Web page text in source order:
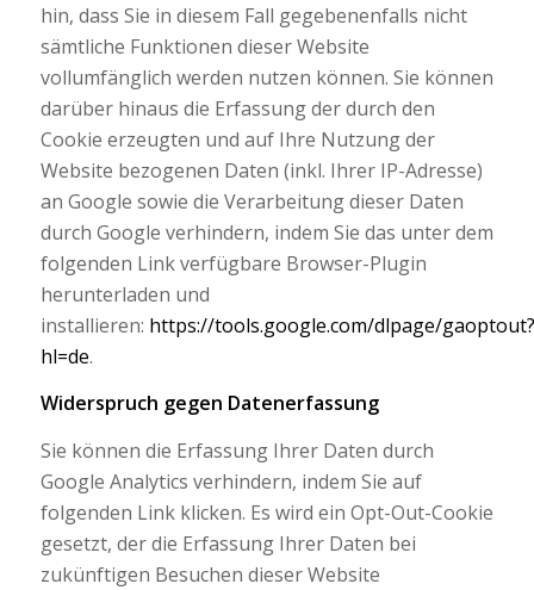
hin, dass Sie in diesem Fall gegebenenfalls nicht
sämtliche Funktionen dieser Website
vollumfänglich werden nutzen können. Sie können
darüber hinaus die Erfassung der durch den
Cookie erzeugten und auf Ihre Nutzung der
Website bezogenen Daten (inkl. Ihrer IP-Adresse)
an Google sowie die Verarbeitung dieser Daten
durch Google verhindern, indem Sie das unter dem
folgenden Link verfügbare Browser-Plugin
herunterladen und
installieren: https://tools.google.com/dlpage/gaoptout?
hl=de.
Widerspruch gegen Datenerfassung
Sie können die Erfassung Ihrer Daten durch
Google Analytics verhindern, indem Sie auf
folgenden Link klicken. Es wird ein Opt-Out-Cookie
gesetzt, der die Erfassung Ihrer Daten bei
zukünftigen Besuchen dieser Website